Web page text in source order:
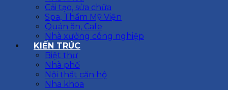
Cải tạo, sửa chữa
Spa, Thẩm Mỹ Viện
Quán ăn, Cafe
Nhà xưởng công nghiệp
KIẾN TRÚC
Biệt thự
Nhà phố
Nội thất căn hộ
Nha khoa